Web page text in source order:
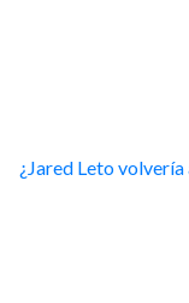
¿Jared Leto volvería